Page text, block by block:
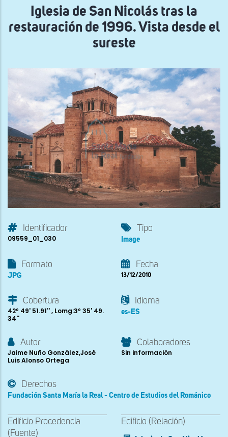
Iglesia de San Nicolás tras la
restauración de 1996. Vista desde el
sureste
Identificador
09559_01_030
Tipo
Image
Formato
JPG
Fecha
13/12/2010
Cobertura
42º 49' 51.91'' , Lomg:3º 35' 49.
34''
Idioma
es-ES
Autor
Jaime Nuño González,José
Luis Alonso Ortega
Colaboradores
Sin información
Derechos
Fundación Santa María la Real - Centro de Estudios del Románico
Edificio Procedencia
(Fuente)
Edificio (Relación)